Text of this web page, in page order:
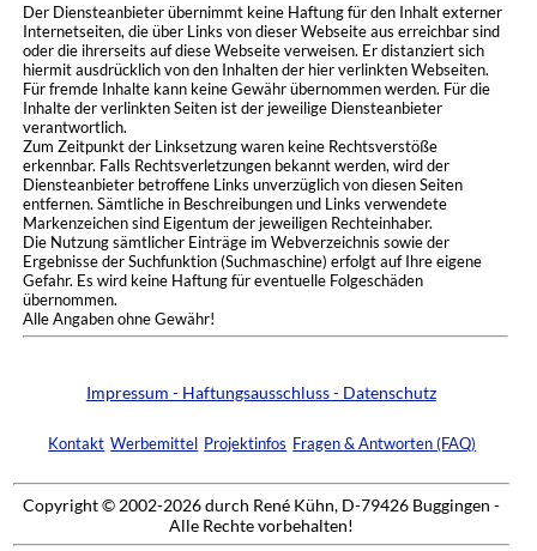
Der Diensteanbieter übernimmt keine Haftung für den Inhalt externer
Internetseiten, die über Links von dieser Webseite aus erreichbar sind
oder die ihrerseits auf diese Webseite verweisen. Er distanziert sich
hiermit ausdrücklich von den Inhalten der hier verlinkten Webseiten.
Für fremde Inhalte kann keine Gewähr übernommen werden. Für die
Inhalte der verlinkten Seiten ist der jeweilige Diensteanbieter
verantwortlich.
Zum Zeitpunkt der Linksetzung waren keine Rechtsverstöße
erkennbar. Falls Rechtsverletzungen bekannt werden, wird der
Diensteanbieter betroffene Links unverzüglich von diesen Seiten
entfernen. Sämtliche in Beschreibungen und Links verwendete
Markenzeichen sind Eigentum der jeweiligen Rechteinhaber.
Die Nutzung sämtlicher Einträge im Webverzeichnis sowie der
Ergebnisse der Suchfunktion (Suchmaschine) erfolgt auf Ihre eigene
Gefahr. Es wird keine Haftung für eventuelle Folgeschäden
übernommen.
Alle Angaben ohne Gewähr!
Impressum - Haftungsausschluss - Datenschutz
Kontakt Werbemittel Projektinfos Fragen & Antworten (FAQ)
Copyright © 2002-2026 durch René Kühn, D-79426 Buggingen -
Alle Rechte vorbehalten!